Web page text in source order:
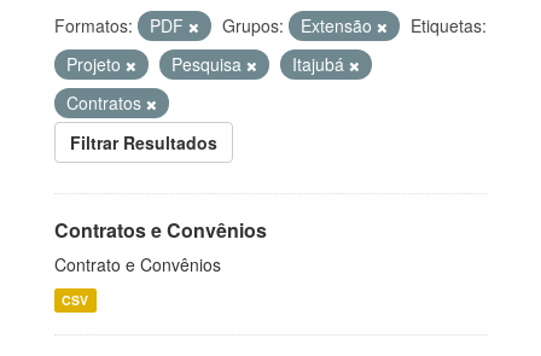
Formatos: PDF Grupos: Extensão
Etiquetas:
Projeto
Pesquisa
Itajubá
Contratos
Filtrar Resultados
Contratos e Convênios
Contrato e Convênios
CSV